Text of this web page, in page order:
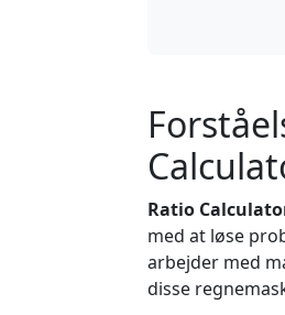
Ratio
med at løse
arbejder med
disse